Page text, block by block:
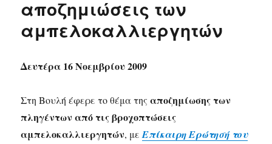
αποζημιώσεις των
αμπελοκαλλιεργητών
Δευτέρα 16 Νοεμβρίου 2009
Στη Βουλή έφερε το θέμα τηςαποζημίωσης των
πληγέντων από τις βροχοπτώσεις
αμπελοκαλλιεργητών, μεΕπίκαιρη Ερώτησή του